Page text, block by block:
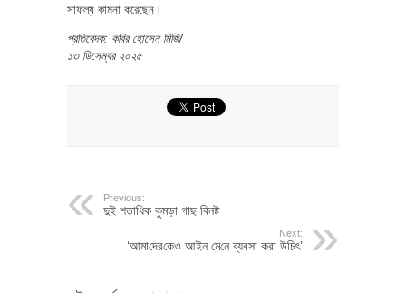
সাফল্য কামনা করেছেন।
প্রতিবেদক: কবির হোসেন মিজি/
১৩ ডিসেম্বর ২০২৫
Previous:
দুই শতাধিক কুমড়া গাছ বিনষ্ট
Next:
‘আমা‌দের‌কেও আইন মে‌নে ব্যবসা করা উ‌চিৎ’